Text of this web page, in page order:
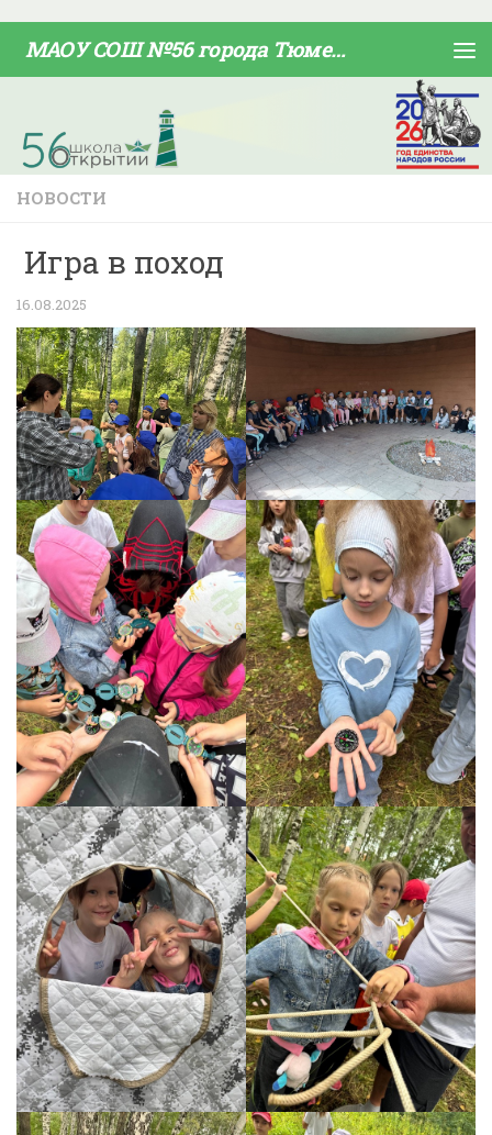
МАОУ СОШ №56 города Тюмени
НОВОСТИ
Игра в поход
16.08.2025